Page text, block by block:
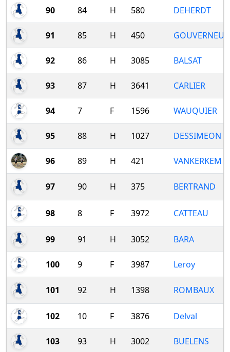
90 84 H 580 DEHERDT
91 85 H 450 GOUVERNEUR
92 86 H 3085 BALSAT
93 87 H 3641 CARLIER
94 7 F 1596 WAUQUIER
95 88 H 1027 DESSIMEON
96 89 H 421 VANKERKEM
97 90 H 375 BERTRAND
98 8 F 3972 CATTEAU
99 91 H 3052 BARA
100 9 F 3987 Leroy
101 92 H 1398 ROMBAUX
102 10 F 3876 Delval
103 93 H 3002 BUELENS